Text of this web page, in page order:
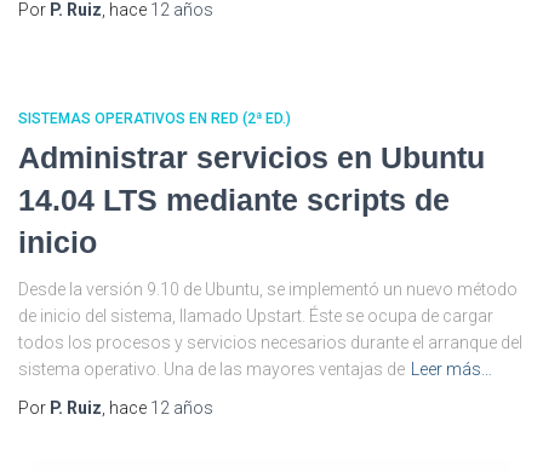
Por P. Ruiz , hace 12 años
SISTEMAS OPERATIVOS EN RED (2ª ED.)
Administrar servicios en Ubuntu
14.04 LTS mediante scripts de
inicio
Desde la versión 9.10 de Ubuntu, se implementó un nuevo método
de inicio del sistema, llamado Upstart. Éste se ocupa de cargar
todos los procesos y servicios necesarios durante el arranque del
sistema operativo. Una de las mayores ventajas de
Leer más…
Por P. Ruiz , hace 12 años